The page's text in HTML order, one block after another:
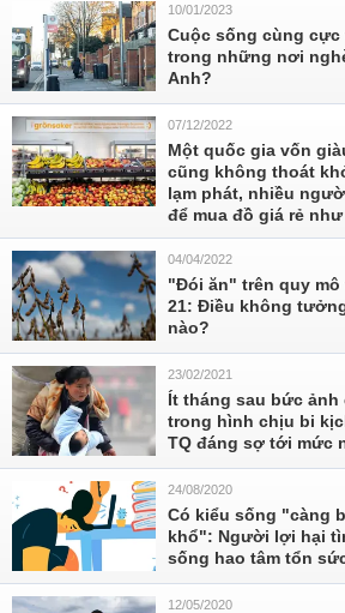
10/01/2023
Cuộc sống cùng
trong những nơi
Anh?
07/12/2022
Một quốc gia vốn
cũng không thoát
lạm phát, nhiều
để mua đồ giá rẻ
04/04/2022
"Đói ăn" trên quy
21: Điều không
nào?
23/02/2021
Ít tháng sau bức
trong hình chịu bi
TQ đáng sợ tới mức
24/08/2020
Có kiểu sống "càng
khổ": Người lợi hại
sống hao tâm tổn
12/05/2020